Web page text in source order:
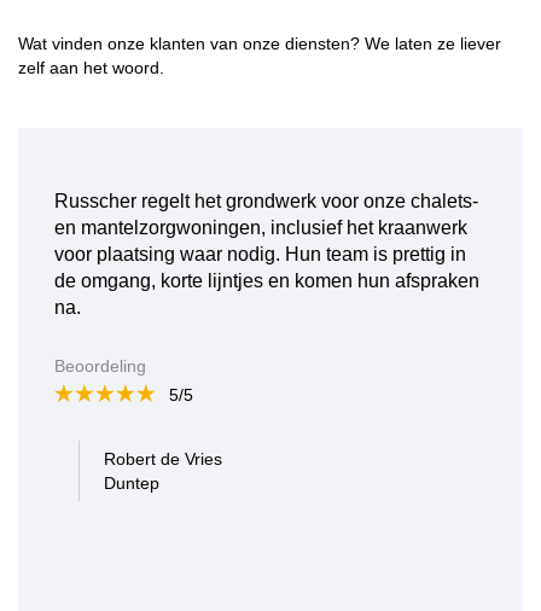
Wat vinden onze klanten van onze diensten? We laten ze liever
zelf aan het woord.
Russcher regelt het grondwerk voor onze chalets-
en mantelzorgwoningen, inclusief het kraanwerk
voor plaatsing waar nodig. Hun team is prettig in
de omgang, korte lijntjes en komen hun afspraken
na.
Robert de Vries
Duntep
Beoordeling
5/5